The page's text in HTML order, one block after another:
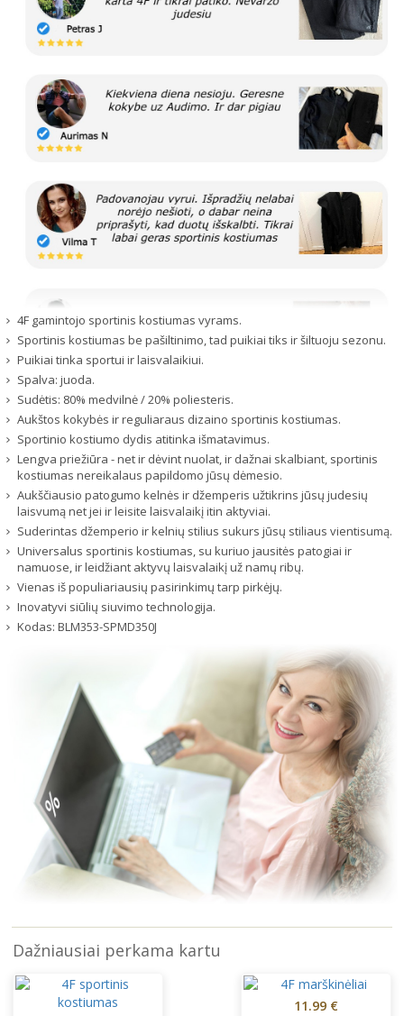
4F gamintojo sportinis kostiumas vyrams.
Sportinis kostiumas be pašiltinimo, tad puikiai tiks ir šiltuoju sezonu.
Puikiai tinka sportui ir laisvalaikiui.
Spalva: juoda.
Sudėtis: 80% medvilnė / 20% poliesteris.
Aukštos kokybės ir reguliaraus dizaino sportinis kostiumas.
Sportinio kostiumo dydis atitinka išmatavimus.
Lengva priežiūra - net ir dėvint nuolat, ir dažnai skalbiant, sportinis
kostiumas nereikalaus papildomo jūsų dėmesio.
Aukščiausio patogumo kelnės ir džemperis užtikrins jūsų judesių
laisvumą net jei ir leisite laisvalaikį itin aktyviai.
Suderintas džemperio ir kelnių stilius sukurs jūsų stiliaus vientisumą.
Universalus sportinis kostiumas, su kuriuo jausitės patogiai ir
namuose, ir leidžiant aktyvų laisvalaikį už namų ribų.
Vienas iš populiariausių pasirinkimų tarp pirkėjų.
Inovatyvi siūlių siuvimo technologija.
Kodas: BLM353-SPMD350J
Dažniausiai perkama kartu
11.99 €